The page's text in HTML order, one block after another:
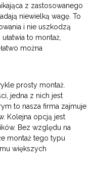
z zastosowanego
niewielką wagę. To
i nie uszkodzą
to montaż,
można
prosty montaż.
jedna z nich jest
to nasza firma zajmuje
Kolejna opcją jest
Bez względu na
montaż tego typu
większych